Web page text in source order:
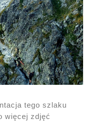
tego szlaku
więcej zdjęć